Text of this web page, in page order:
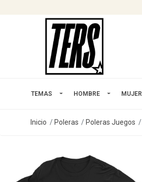
TEMAS HOMBRE MUJER
Inicio Poleras Poleras Juegos